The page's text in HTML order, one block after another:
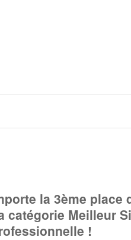
la 3ème
catégorie Meilleur
!